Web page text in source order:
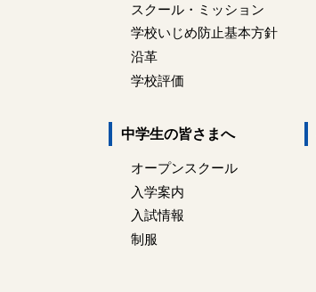
スクール・ミッション
学校いじめ防止基本方針
沿革
学校評価
中学生の皆さまへ
オープンスクール
入学案内
入試情報
制服